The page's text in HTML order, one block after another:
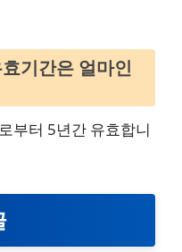
기간은 얼마인
부터 5년간 유효합니